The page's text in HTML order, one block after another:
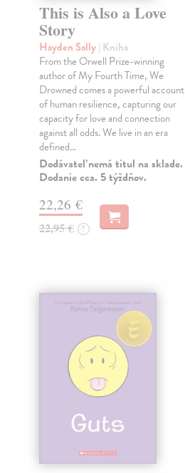
This is Also a Love
Story
Hayden Sally| Kniha
From the Orwell Prize-winning
author of My Fourth Time, We
Drowned comes a powerful account
of human resilience, capturing our
capacity for love and connection
against all odds. We live in an era
defined…
Dodávateľ nemá titul na sklade.
Dodanie cca. 5 týždňov.
22,26 €
22,95 € ?